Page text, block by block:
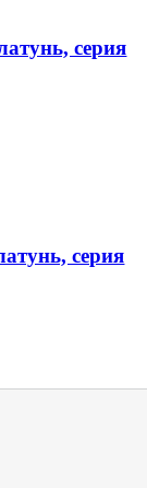
серия
серия